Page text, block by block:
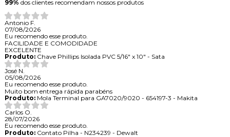
99% dos clientes recomendam nossos produtos
Antonio F.
07/08/2026
Eu recomendo esse produto.
FACILIDADE E COMODIDADE
EXCELENTE
Produto:Chave Phillips Isolada PVC 5/16" x 10" - Sata
José N.
05/08/2026
Eu recomendo esse produto.
Muito bom entrega rápida parabéns
Produto:Mola Terminal para GA7020/9020 - 654197-3 - Makita
Carlos O.
28/07/2026
Eu recomendo esse produto.
Produto:Contato Pilha - N234239 - Dewalt